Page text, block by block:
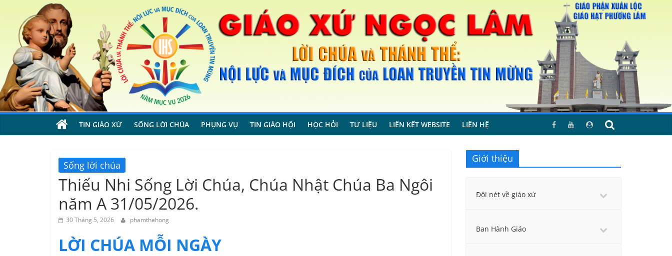
content
TIN GIÁO XỨ SỐNG LỜI CHÚA PHỤNG VỤ TIN GIÁO HỘI HỌC HỎI TƯ LIỆU LIÊN KẾT WEBSITE LIÊN HỆ
Sống lời chúa
Thiếu Nhi Sống Lời Chúa, Chúa Nhật Chúa Ba Ngôi
năm A 31/05/2026.
30 Tháng 5, 2026 phamthehong
LỜI CHÚA MỖI NGÀY
Giới thiệu
Đôi nét về giáo xứ
Ban Hành Giáo